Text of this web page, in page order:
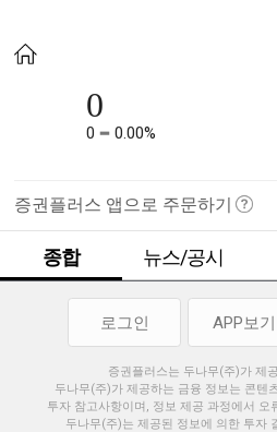
0
0 0.00%
증권플러스 앱으로 주문하기
종합 뉴스/공시
로그인 APP보기
증권플러스는 두나무(주)가 제
두나무(주)가 제공하는 금융 정보는 콘텐
투자 참고사항이며, 정보 제공 과정에서 오
두나무(주)는 제공된 정보에 의한 투자